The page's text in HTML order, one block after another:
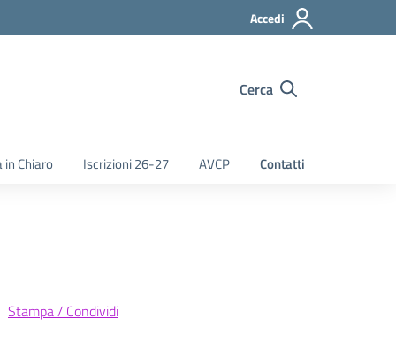
Accedi
Cerca
in Chiaro Iscrizioni 26-27 AVCP Contatti
Stampa / Condividi